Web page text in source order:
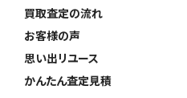
買取査定の流れ
お客様の声
思い出リユース
かんたん査定見積